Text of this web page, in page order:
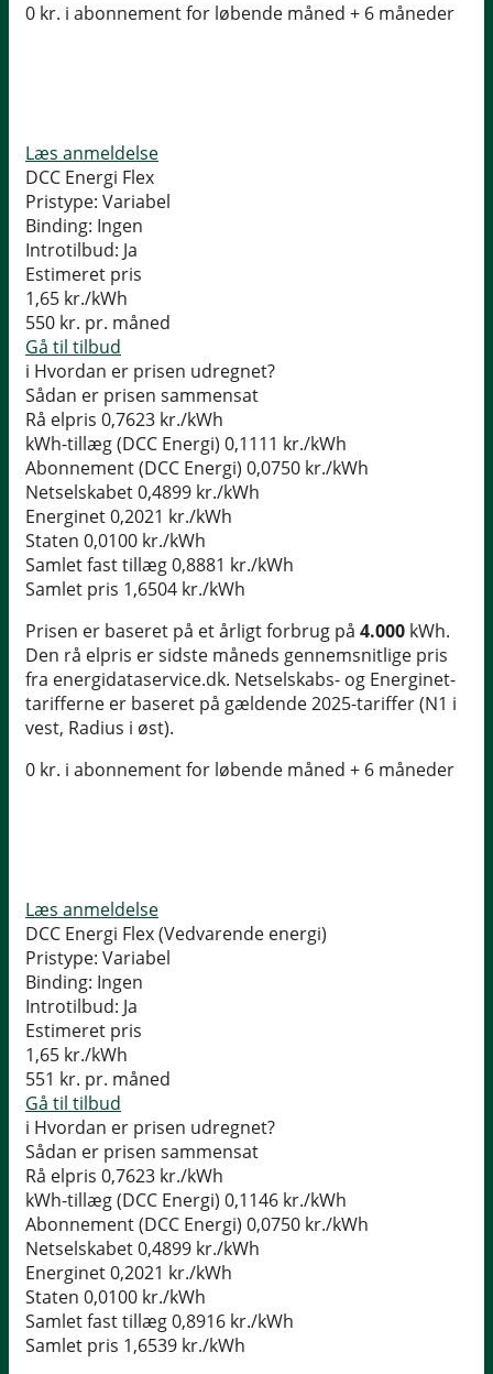
0 kr. i abonnement for løbende måned + 6 måneder
Læs anmeldelse
DCC Energi Flex
Pristype: Variabel
Binding: Ingen
Introtilbud: Ja
Estimeret pris
1,65 kr./kWh
550 kr. pr. måned
Gå til tilbud
i Hvordan er prisen udregnet?
Sådan er prisen sammensat
Rå elpris 0,7623 kr./kWh
kWh-tillæg (DCC Energi) 0,1111 kr./kWh
Abonnement (DCC Energi) 0,0750 kr./kWh
Netselskabet0,4899 kr./kWh
Energinet0,2021 kr./kWh
Staten 0,0100 kr./kWh
Samlet fast tillæg0,8881 kr./kWh
Samlet pris 1,6504 kr./kWh
Prisen er baseret på et årligt forbrug på 4.000 kWh.
Den rå elpris er sidste måneds gennemsnitlige pris
fra energidataservice.dk. Netselskabs- og Energinet-
tarifferne er baseret på gældende 2025-tariffer (N1 i
vest, Radius i øst).
0 kr. i abonnement for løbende måned + 6 måneder
Læs anmeldelse
DCC Energi Flex (Vedvarende energi)
Pristype: Variabel
Binding: Ingen
Introtilbud: Ja
Estimeret pris
1,65 kr./kWh
551 kr. pr. måned
Gå til tilbud
i Hvordan er prisen udregnet?
Sådan er prisen sammensat
Rå elpris 0,7623 kr./kWh
kWh-tillæg (DCC Energi) 0,1146 kr./kWh
Abonnement (DCC Energi) 0,0750 kr./kWh
Netselskabet0,4899 kr./kWh
Energinet0,2021 kr./kWh
Staten 0,0100 kr./kWh
Samlet fast tillæg0,8916 kr./kWh
Samlet pris 1,6539 kr./kWh